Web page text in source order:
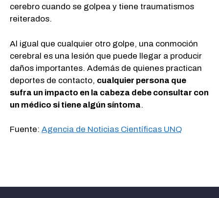
cerebro cuando se golpea y tiene traumatismos
reiterados.
Al igual que cualquier otro golpe, una conmoción
cerebral es una lesión que puede llegar a producir
daños importantes. Además de quienes practican
deportes de contacto, cualquier persona que
sufra un impacto en la cabeza debe consultar con
un médico si tiene algún síntoma.
Fuente: Agencia de Noticias Científicas UNQ